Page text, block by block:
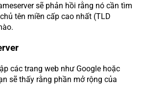
sẽ phản hồi rằng nó cần tìm
tên miền cấp cao nhất (TLD
các trang web như Google hoặc
sẽ thấy rằng phần mở rộng của